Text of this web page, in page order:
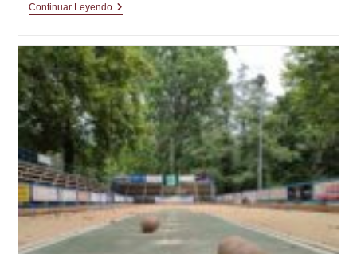
Continuar LeyendoYo
Un
Estadio
Bolístico
|
El
Plan
(7ª
Parte)